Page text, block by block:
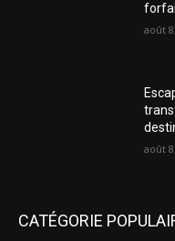
août
août
CATÉGORIE